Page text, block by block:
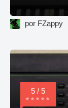
por FZappy
5 / 5